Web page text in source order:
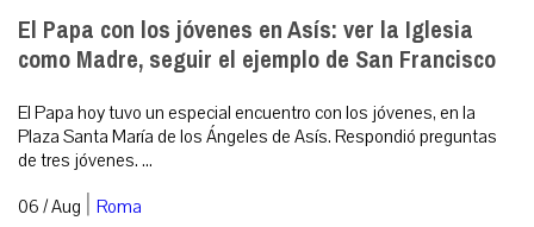
El Papa con los jóvenes en Asís: ver la Iglesia
como Madre, seguir el ejemplo de San Francisco
El Papa hoy tuvo un especial encuentro con los jóvenes, en la
Plaza Santa María de los Ángeles de Asís. Respondió preguntas
de tres jóvenes. ...
06 / Aug | Roma